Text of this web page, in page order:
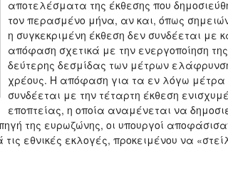
αποτελέσματα της έκθεσης που
τον περασμένο μήνα, αν και, όπως
η συγκεκριμένη έκθεση δεν συνδέεται με
απόφαση σχετικά με την ενεργοποίηση της
δεύτερης δεσμίδας των μέτρων
χρέους. Η απόφαση για τα εν λόγω μέτρα
συνδέεται με την τέταρτη έκθεση
εποπτείας, η οποία αναμένεται να
της ευρωζώνης, οι υπουργοί
εθνικές εκλογές, προκειμένου να